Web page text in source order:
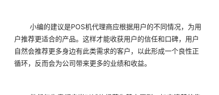
	小编的建议是
POS机代理商应根据用户的不同情况，为用
户推荐更适合的产品。这样才能收获用户的信任和口碑，用户
自然会推荐更多身边有此类需求的客户，以此形成一个良性正
循环，反而会为公司带来更多的业绩和收益。